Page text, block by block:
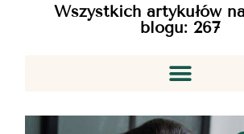
Wszystkich artykułów
blogu: 267